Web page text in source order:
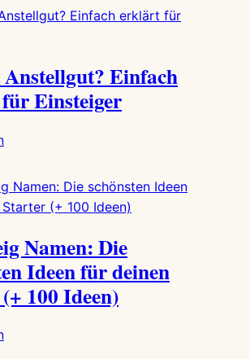
ist
erklärt
Anstellgut? Einfach
Einsteiger
:
ist
Anstellgut?
erklärt
für
Einsteiger
Namen: Die
Ideen für deinen
100 Ideen)
: